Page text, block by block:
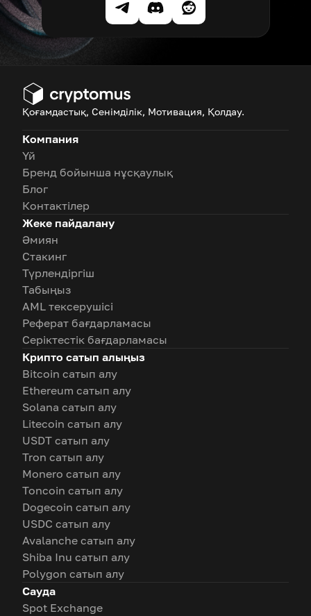
Қоғамдастық, Сенімділік, Мотивация, Қолдау.
Компания
Үй
Бренд бойынша нұсқаулық
Блог
Контактілер
Жеке пайдалану
Әмиян
Стакинг
Түрлендіргіш
Табыңыз
AML тексерушісі
Реферат бағдарламасы
Серіктестік бағдарламасы
Крипто сатып алыңыз
Bitcoin сатып алу
Ethereum сатып алу
Solana сатып алу
Litecoin сатып алу
USDT сатып алу
Tron сатып алу
Monero сатып алу
Toncoin сатып алу
Dogecoin сатып алу
USDC сатып алу
Avalanche сатып алу
Shiba Inu сатып алу
Polygon сатып алу
Сауда
Spot Exchange